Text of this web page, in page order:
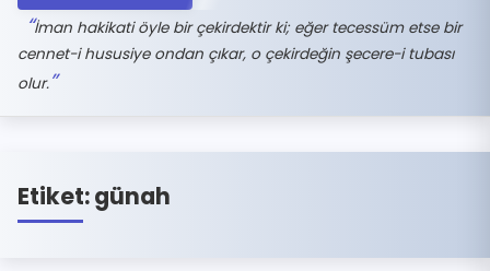
İman hakikati öyle bir çekirdektir ki; eğer tecessüm etse bir
cennet-i hususiye ondan çıkar, o çekirdeğin şecere-i tubası
olur.
Etiket:günah